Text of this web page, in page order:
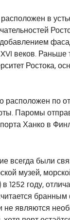
в
веков.
Ростока,
расположен по
Паромы
Ханко в
всегда были
музей,
году,
бранным
не являются